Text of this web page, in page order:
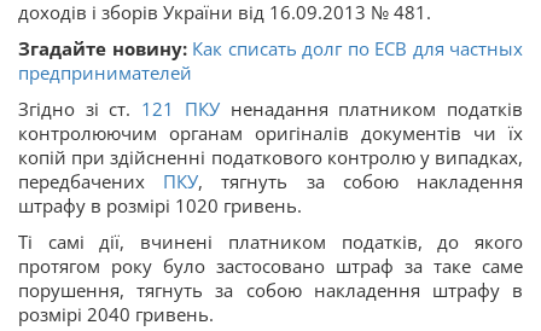
доходів і зборів України від 16.09.2013 № 481.
Згадайте новину: Как списать долг по ЕСВ для частных
предпринимателей
Згідно зі ст. 121 ПКУненадання платником податків
контролюючим органам оригіналів документів чи їх
копій при здійсненні податкового контролю у випадках,
передбачених ПКУ, тягнуть за собою накладення
штрафу в розмірі 1020 гривень.
Ті самі дії, вчинені платником податків, до якого
протягом року було застосовано штраф за таке саме
порушення, тягнуть за собою накладення штрафу в
розмірі 2040 гривень.